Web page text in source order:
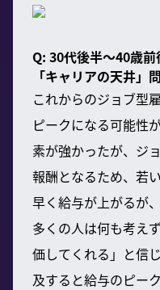
Q: 30代後半〜40歳
「キャリアの天井」
これからのジョブ型
ピークになる可能性
素が強かったが、ジ
報酬となるため、若
早く給与が上がるが
多くの人は何も考え
価してくれる」と信
及すると給与のピー